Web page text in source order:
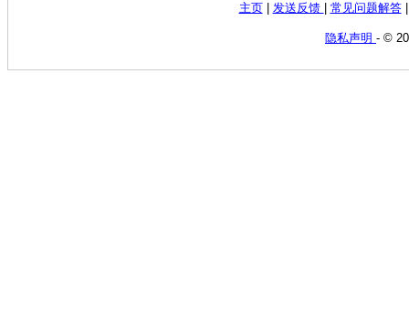
主页| 发送反馈 常见问题解答
隐私声明 - ©